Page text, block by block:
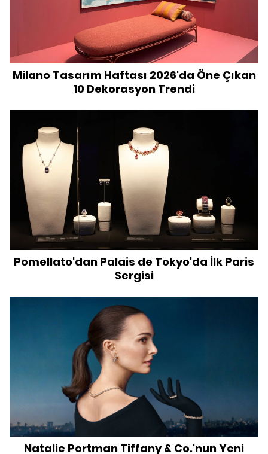
Milano Tasarım Haftası 2026'da Öne Çıkan
10 Dekorasyon Trendi
Pomellato'dan Palais de Tokyo'da İlk Paris
Sergisi
Natalie Portman Tiffany & Co.'nun Yeni